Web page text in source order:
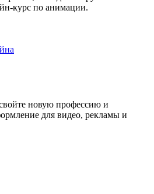
курс по анимации.
новую профессию и
для видео, рекламы и